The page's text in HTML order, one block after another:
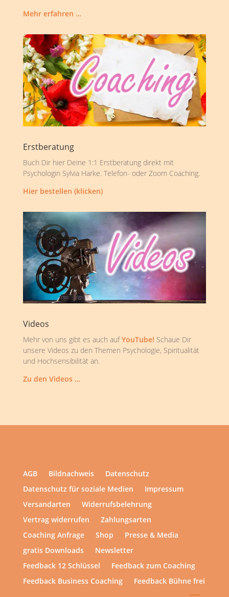
Mehr erfahren …
Erstberatung
Buch Dir hier Deine 1:1 Erstberatung direkt mit
Psychologin Sylvia Harke. Telefon- oder Zoom Coaching.
Hier bestellen (klicken)
Videos
Mehr von uns gibt es auch aufYouTube! Schaue Dir
unsere Videos zu den Themen Psychologie, Spiritualität
und Hochsensibilität an.
Zu den Videos …
AGB Bildnachweis
Datenschutz
Datenschutz für soziale Medien
Impressum
Versandarten
Widerrufsbelehrung
Vertrag widerrufen
Zahlungsarten
Coaching Anfrage
Shop
Presse & Media
gratis Downloads
Newsletter
Feedback 12 Schlüssel
Feedback zum Coaching
Feedback Business Coaching
Feedback Bühne frei